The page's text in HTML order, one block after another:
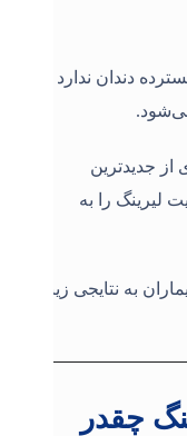
دندان ندارد و
از جدیدترین
لیرینگ را به
به نتایجی زیبا،
چقدر